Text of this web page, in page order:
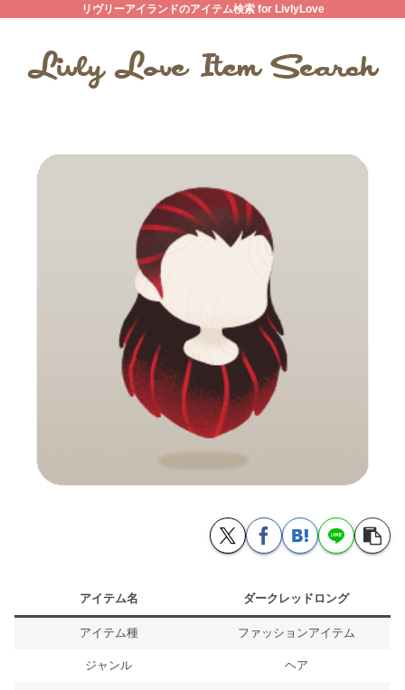
リヴリーアイランドのアイテム検索 for LivlyLove
アイテム名 ダークレッドロング
アイテム種 ファッションアイテム
ジャンル ヘア